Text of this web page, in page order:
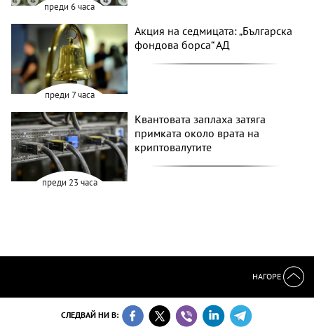
преди 6 часа
преди 7 часа
Акция на седмицата: „Българска
фондова борса“ АД
преди 23 часа
Квантовата заплаха затяга
примката около врата на
криптовалутите
НАГОРЕ
СЛЕДВАЙ НИ В: